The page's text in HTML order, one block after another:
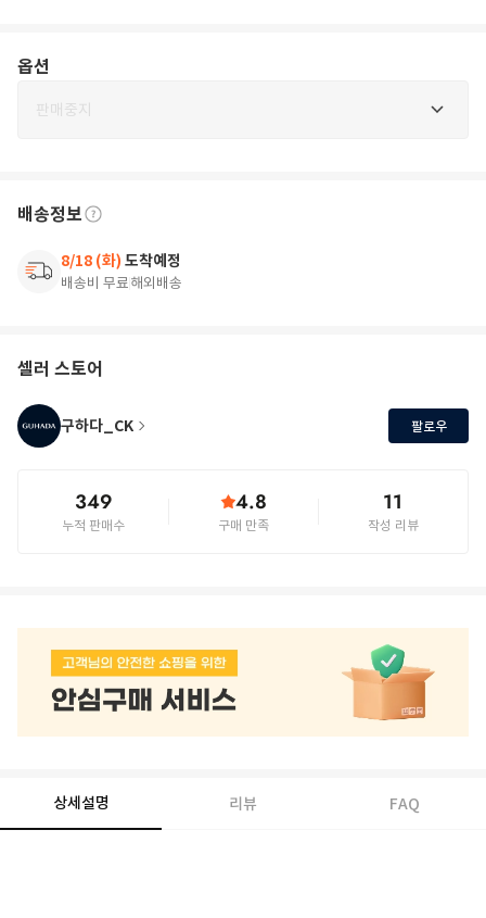
옵션
판매중지
배송정보
8/18 (화) 도착예정
배송비 무료해외배송
셀러 스토어
구하다_CK 팔로우
349
누적 판매수
4.8
구매 만족
11
작성 리뷰
상세설명 리뷰 FAQ